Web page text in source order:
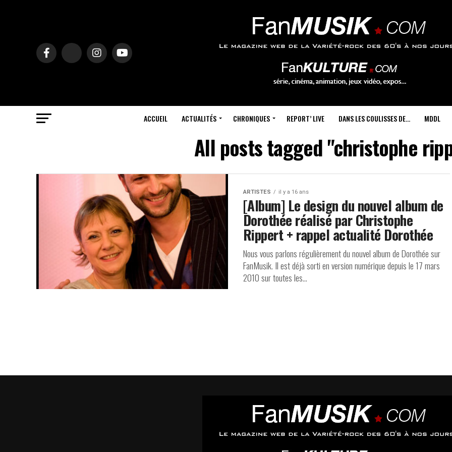
ACCUEIL ACTUALITÉS CHRONIQUES REPORT’ LIVE DANS LES COULISSES DE… MDDL
All posts tagged "christophe
ARTISTES il y a 16 ans
[Album] Le design du nouvel album de
Dorothée réalisé par Christophe
Rippert + rappel actualité Dorothée
Nous vous parlons régulièrement du nouvel album de Dorothée sur
FanMusik. Il est déjà sorti en version numérique depuis le 17 mars
2010 sur toutes les...